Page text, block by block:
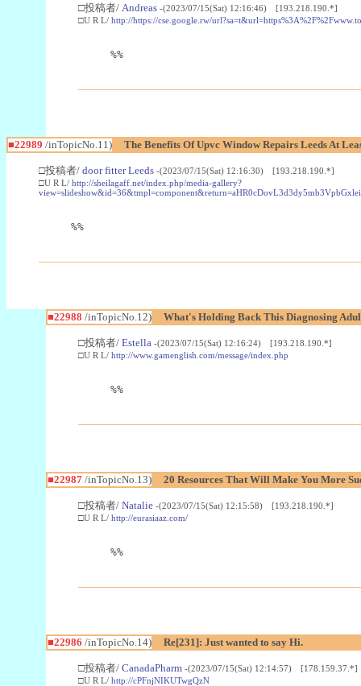
□投稿者/ Andreas -(2023/07/15(Sat) 12:16:46) [193.218.190.*]
□U R L/ http://https://cse.google.rw/
%%
■22989 /inTopicNo.11) The Benefits Of Upvc Window Repairs Leeds At
□投稿者/ door fitter Leeds -(2023/07/15(Sat) 12:16:30) [193.218.190.*]
□U R L/ http://sheilagaff.net/index.php/media-gallery?
%%
■22988 /inTopicNo.12) What's Holding Back This Diagnosing
□投稿者/ Estella -(2023/07/15(Sat) 12:16:24) [193.218.190.*]
□U R L/ http://www.gamenglish.com/message/index.php
%%
■22987/inTopicNo.13) 20 Resources That Will Make You More
□投稿者/ Natalie -(2023/07/15(Sat) 12:15:58) [193.218.190.*]
□U R L/ http://eurasiaaz.com/
%%
■22986 /inTopicNo.14) Re[231]: Just wanted to say Hi.
□投稿者/ CanadaPharm -(2023/07/15(Sat) 12:14:57) [178.159.37.*]
□U R L/ http://cPFnjNIKUTwgQzN